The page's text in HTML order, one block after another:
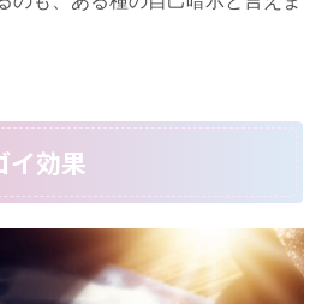
イ効果